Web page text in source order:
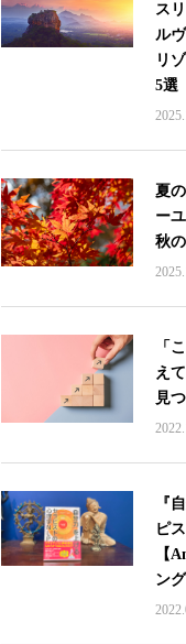
ス
ル
リ
5選
夏
ー
秋
「
え
見
『
ピ
【
ン